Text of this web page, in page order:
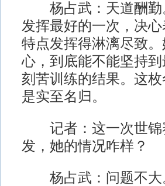
杨占武：天道酬勤
发挥最好的一次，决
特点发挥得淋漓尽致
心，到底能不能坚持
刻苦训练的结果。这
是实至名归。
记者：这一次世锦
发，她的情况咋样？
杨占武：问题不大